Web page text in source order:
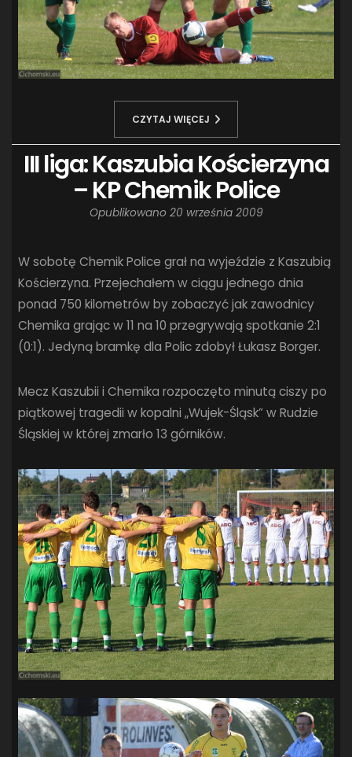
CZYTAJ WIĘCEJ
III liga: Kaszubia Kościerzyna
– KP Chemik Police
Opublikowano 20 września 2009
W sobotę Chemik Police grał na wyjeździe z Kaszubią
Kościerzyna. Przejechałem w ciągu jednego dnia
ponad 750 kilometrów by zobaczyć jak zawodnicy
Chemika grając w 11 na 10 przegrywają spotkanie 2:1
(0:1). Jedyną bramkę dla Polic zdobył Łukasz Borger.
Mecz Kaszubii i Chemika rozpoczęto minutą ciszy po
piątkowej tragedii w kopalni „Wujek-Śląsk” w Rudzie
Śląskiej w której zmarło 13 górników.